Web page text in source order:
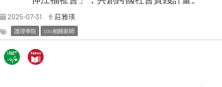
2025-07-31 莊雅瑛
護理學院 SDG相關新聞